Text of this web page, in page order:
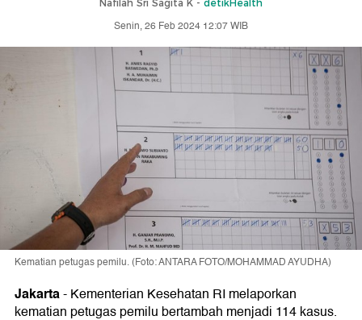
Nafilah Sri Sagita K - detikHealth
Senin, 26 Feb 2024 12:07 WIB
Kematian petugas pemilu. (Foto: ANTARA FOTO/MOHAMMAD AYUDHA)
Jakarta-Kementerian Kesehatan RI melaporkan
kematian petugas pemilu bertambah menjadi 114 kasus.